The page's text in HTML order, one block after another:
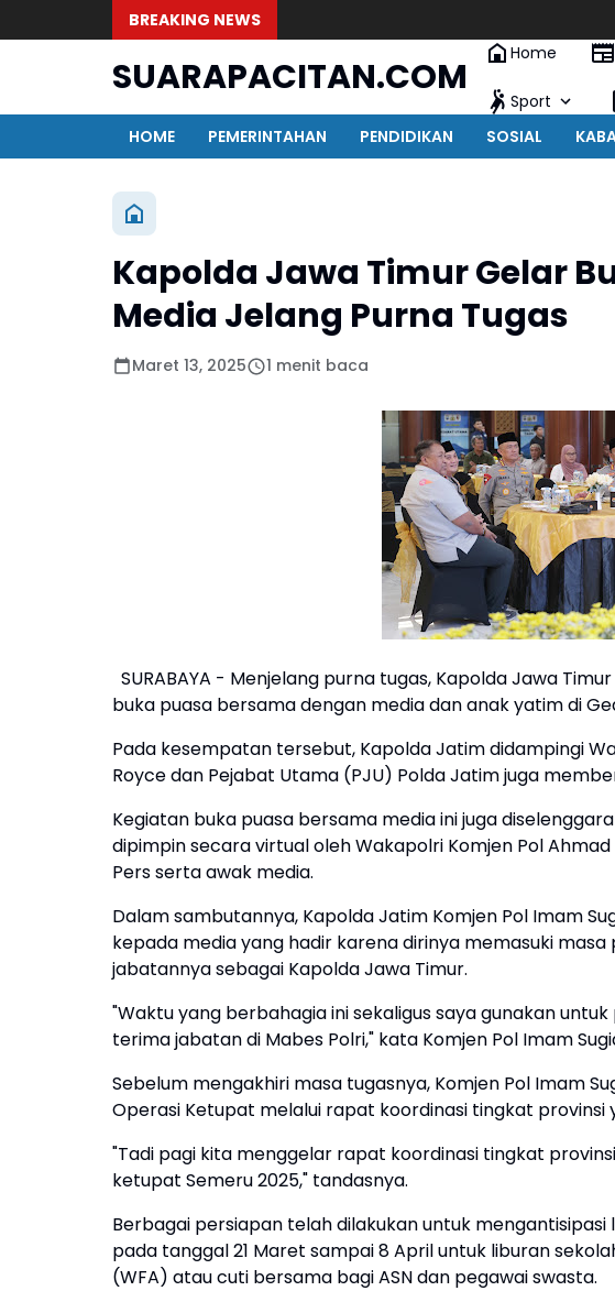
BREAKING NEWS
SUARAPACITAN.COM
Home
Sport
HOME
PEMERINTAHAN PENDIDIKAN SOSIAL
Kapolda Jawa Timur Gelar
Media Jelang Purna Tugas
Maret 13, 2025 1 menit baca
SURABAYA - Menjelang purna tugas, Kapolda Jawa
buka puasa bersama dengan media dan anak yatim di
Pada kesempatan tersebut, Kapolda Jatim didampingi
Royce dan Pejabat Utama (PJU) Polda Jatim juga
Kegiatan buka puasa bersama media ini juga
dipimpin secara virtual oleh Wakapolri Komjen Pol
Pers serta awak media.
Dalam sambutannya, Kapolda Jatim Komjen Pol Imam
kepada media yang hadir karena dirinya memasuki
jabatannya sebagai Kapolda Jawa Timur.
"Waktu yang berbahagia ini sekaligus saya gunakan
terima jabatan di Mabes Polri," kata Komjen Pol Imam
Sebelum mengakhiri masa tugasnya, Komjen Pol Imam
Operasi Ketupat melalui rapat koordinasi tingkat provinsi
"Tadi pagi kita menggelar rapat koordinasi tingkat
ketupat Semeru 2025," tandasnya.
Berbagai persiapan telah dilakukan untuk
pada tanggal 21 Maret sampai 8 April untuk liburan
(WFA) atau cuti bersama bagi ASN dan pegawai swasta.